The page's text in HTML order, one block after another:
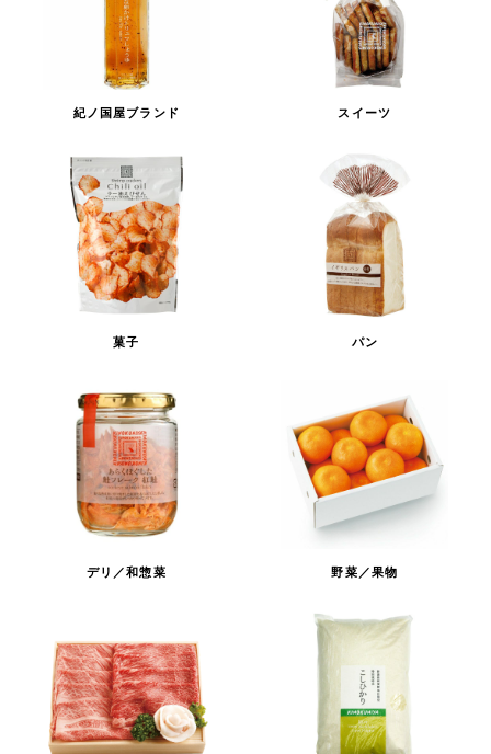
紀ノ国屋ブランド スイーツ
菓子 パン
デリ／和惣菜 野菜／果物